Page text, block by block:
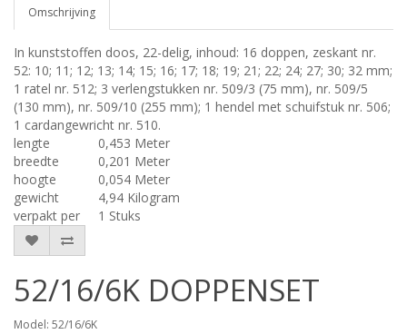
Omschrijving
In kunststoffen doos, 22-delig, inhoud: 16 doppen, zeskant nr.
52: 10; 11; 12; 13; 14; 15; 16; 17; 18; 19; 21; 22; 24; 27; 30; 32 mm;
1 ratel nr. 512; 3 verlengstukken nr. 509/3 (75 mm), nr. 509/5
(130 mm), nr. 509/10 (255 mm); 1 hendel met schuifstuk nr. 506;
1 cardangewricht nr. 510.
lengte
0,453 Meter
breedte
0,201 Meter
hoogte
0,054 Meter
gewicht
4,94 Kilogram
verpakt per
1 Stuks
52/16/6K DOPPENSET
Model: 52/16/6K